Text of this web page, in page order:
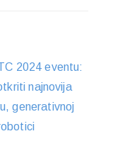
2024 eventu:
najnovija
generativnoj